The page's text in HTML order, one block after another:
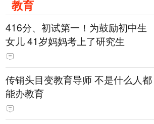
教育
416分、初试第一！为鼓励初中生
女儿 41岁妈妈考上了研究生
传销头目变教育导师 不是什么人都
能办教育